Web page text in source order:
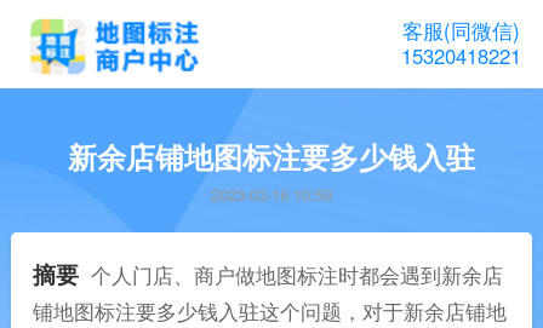
客服(同微信)
15320418221
新余店铺地图标注要多少钱入驻
2023-03-16 10:59
摘要 个人门店、商户做地图标注时都会遇到新余店
铺地图标注要多少钱入驻这个问题，对于新余店铺地